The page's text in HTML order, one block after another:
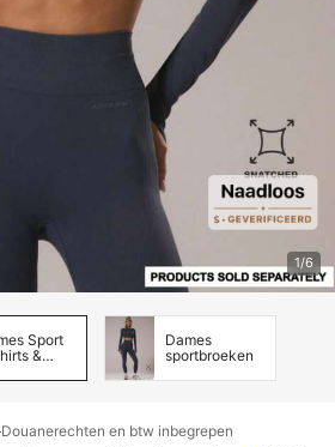
1/6
Sport
&
Dames
sportbroeken
Douanerechten en btw inbegrepen